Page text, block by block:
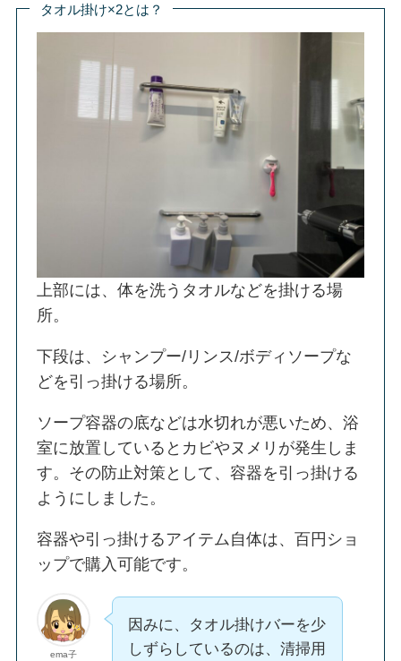
タオル掛け×2とは？
上部には、体を洗うタオルなどを掛ける場
所。
下段は、シャンプー/リンス/ボディソープな
どを引っ掛ける場所。
ソープ容器の底などは水切れが悪いため、浴
室に放置しているとカビやヌメリが発生しま
す。その防止対策として、容器を引っ掛ける
ようにしました。
容器や引っ掛けるアイテム自体は、百円ショ
ップで購入可能です。
ema子
因みに、タオル掛けバーを少
しずらしているのは、清掃用